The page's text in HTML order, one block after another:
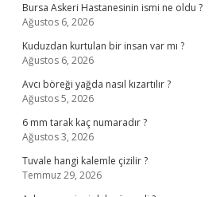
Bursa Askeri Hastanesinin ismi ne oldu ?
Ağustos 6, 2026
Kuduzdan kurtulan bir insan var mı ?
Ağustos 6, 2026
Avcı böreği yağda nasıl kızartılır ?
Ağustos 5, 2026
6 mm tarak kaç numaradır ?
Ağustos 3, 2026
Tuvale hangi kalemle çizilir ?
Temmuz 29, 2026